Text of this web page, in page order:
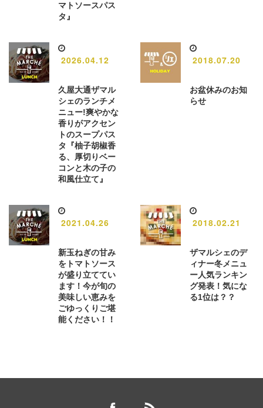
マトソースパス
タ』
2026.04.12
久屋大通ザマル
シェのランチメ
ニュー!爽やかな
香りがアクセン
トのスープパス
タ『柚子胡椒香
る、厚切りベー
コンと木の子の
和風仕立て』
2018.07.20
お盆休みのお知
らせ
2021.04.26
新玉ねぎの甘み
をトマトソース
が盛り立ててい
ます！今が旬の
美味しい恵みを
ごゆっくりご堪
能ください！！
2018.02.21
ザマルシェのデ
ィナー冬メニュ
ー人気ランキン
グ発表！気にな
る1位は？？